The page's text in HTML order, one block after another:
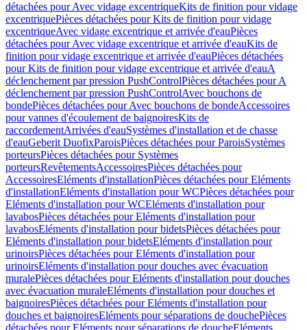
détachées pour Avec vidage excentriqueKits de finition pour vidage
excentriquePièces détachées pour Kits de finition pour vidage
excentriqueAvec vidage excentrique et arrivée d'eauPièces
détachées pour Avec vidage excentrique et arrivée d'eauKits de
finition pour vidage excentrique et arrivée d'eauPièces détachées
pour Kits de finition pour vidage excentrique et arrivée d'eauA
déclenchement par pression PushControlPièces détachées pour A
déclenchement par pression PushControlAvec bouchons de
bondePièces détachées pour Avec bouchons de bondeAccessoires
pour vannes d'écoulement de baignoiresKits de
raccordementArrivées d'eauSystèmes d'installation et de chasse
d'eauGeberit DuofixParoisPièces détachées pour ParoisSystèmes
porteursPièces détachées pour Systèmes
porteursRevêtementsAccessoiresPièces détachées pour
AccessoiresEléments d'installationPièces détachées pour Eléments
d'installationEléments d'installation pour WCPièces détachées pour
Eléments d'installation pour WCEléments d'installation pour
lavabosPièces détachées pour Eléments d'installation pour
lavabosEléments d'installation pour bidetsPièces détachées pour
Eléments d'installation pour bidetsEléments d'installation pour
urinoirsPièces détachées pour Eléments d'installation pour
urinoirsEléments d'installation pour douches avec évacuation
muralePièces détachées pour Eléments d'installation pour douches
avec évacuation muraleEléments d'installation pour douches et
baignoiresPièces détachées pour Eléments d'installation pour
douches et baignoiresEléments pour séparations de douchePièces
détachées pour Eléments pour séparations de doucheEléments